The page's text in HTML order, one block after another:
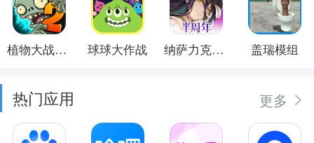
植物大战僵尸2 球球大作战 纳萨力克之王 盖瑞模组
热门应用 更多